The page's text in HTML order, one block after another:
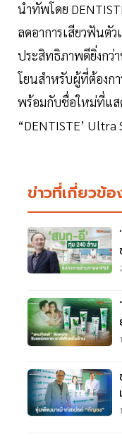
นำทัพโดย
ลดอาการเสียวฟันตั
ประสิทธิภาพดียิ่งกว่า
โยนสำหรับผู้ที่ต้องก
พร้อมกับชื่อใหม่ที่แส
“DENTISTE’
ข่าวที่เกี่ยวข้อ